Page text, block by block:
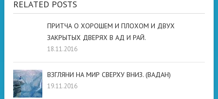
RELATED POSTS
ПРИТЧА О ХОРОШЕМ И ПЛОХОМ И ДВУХ
ЗАКРЫТЫХ ДВЕРЯХ В АД И РАЙ.
18.11.2016
ВЗГЛЯНИ НА МИР СВЕРХУ ВНИЗ. (ВАДАН)
19.11.2016